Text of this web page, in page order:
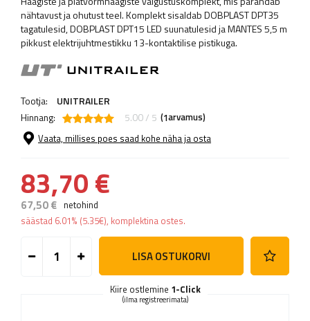
nähtavust ja ohutust teel. Komplekt sisaldab DOBPLAST DPT35
tagatulesid, DOBPLAST DPT15 LED suunatulesid ja MANTES 5,5 m
pikkust elektrijuhtmestikku 13-kontaktilise pistikuga.
Tootja:
UNITRAILER
Hinnang:
5.00 / 5 (1arvamus)
Vaata, millises poes saad kohe näha ja osta
83,70 €
67,50 € netohind
säästad 6.01% (5.35€), komplektina ostes.
LISA OSTUKORVI
Kiire ostlemine 1-Click
(ilma registreerimata)